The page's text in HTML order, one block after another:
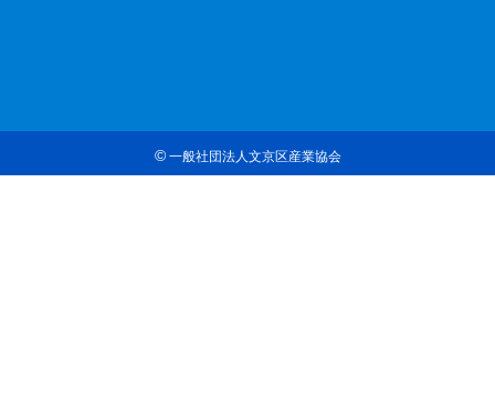
©一般社団法人文京区産業協会